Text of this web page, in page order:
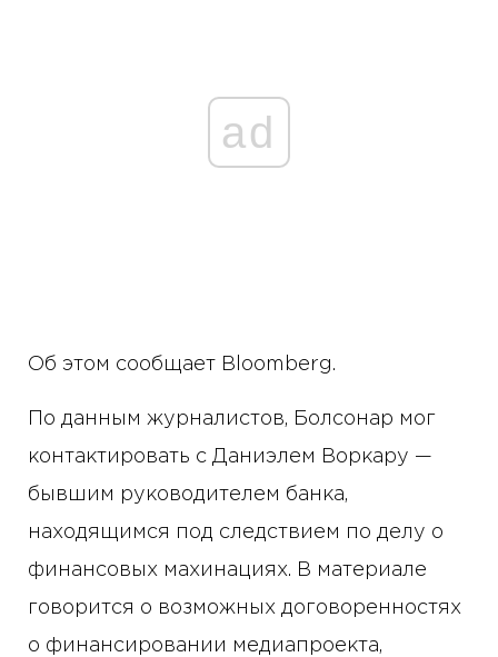
ad
Об этом сообщает Bloomberg.
По данным журналистов, Болсонар мог
контактировать с Даниэлем Воркару —
бывшим руководителем банка,
находящимся под следствием по делу о
финансовых махинациях. В материале
говорится о возможных договоренностях
о финансировании медиапроекта,